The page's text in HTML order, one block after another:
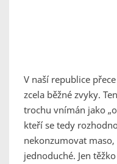
V naší republice
zcela běžné zvyky.
trochu vnímán jako
kteří se tedy
nekonzumovat
jednoduché. Jen